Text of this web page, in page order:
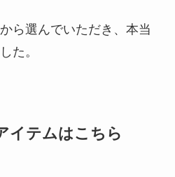
ら選んでいただき、本当
た。
イテムはこちら